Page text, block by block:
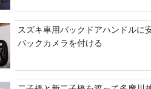
スズキ車用バックドアハンドルに
バックカメラを付ける